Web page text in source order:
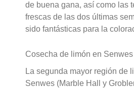
de buena gana, así como las
frescas de las dos últimas
sido fantásticas para la
Cosecha de limón en Senwes
La segunda mayor región de
Senwes (Marble Hall y